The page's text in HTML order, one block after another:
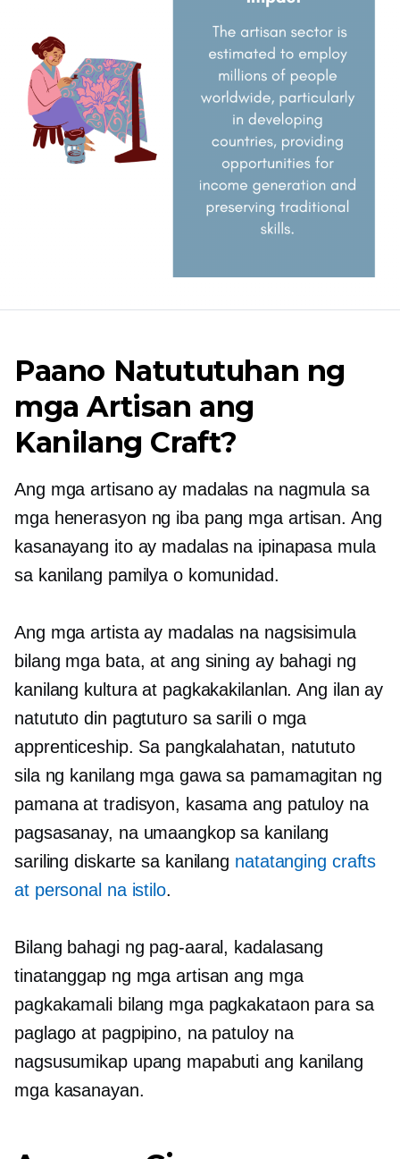
Paano Natututuhan ng
mga Artisan ang
Kanilang Craft?
Ang mga artisano ay madalas na nagmula sa
mga henerasyon ng iba pang mga artisan. Ang
kasanayang ito ay madalas na ipinapasa mula
sa kanilang pamilya o komunidad.
Ang mga artista ay madalas na nagsisimula
bilang mga bata, at ang sining ay bahagi ng
kanilang kultura at pagkakakilanlan. Ang ilan ay
natututo din pagtuturo sa sarilio mga
apprenticeship. Sa pangkalahatan, natututo
sila ng kanilang mga gawa sa pamamagitan ng
pamana at tradisyon, kasama ang patuloy na
pagsasanay, na umaangkop sa kanilang
sariling diskarte sa kanilang natatanging crafts
at personal na istilo.
Bilang bahagi ng pag-aaral, kadalasang
tinatanggap ng mga artisan ang mga
pagkakamali bilang mga pagkakataon para sa
paglago at pagpipino, na patuloy na
nagsusumikap upang mapabuti ang kanilang
mga kasanayan.